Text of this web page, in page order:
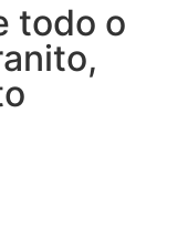
todo o